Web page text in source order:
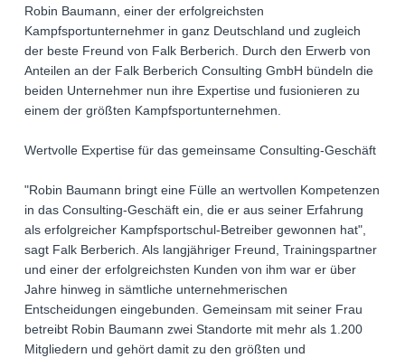
Robin Baumann, einer der erfolgreichsten
Kampfsportunternehmer in ganz Deutschland und zugleich
der beste Freund von Falk Berberich. Durch den Erwerb von
Anteilen an der Falk Berberich Consulting GmbH bündeln die
beiden Unternehmer nun ihre Expertise und fusionieren zu
einem der größten Kampfsportunternehmen.
Wertvolle Expertise für das gemeinsame Consulting-Geschäft
"Robin Baumann bringt eine Fülle an wertvollen Kompetenzen
in das Consulting-Geschäft ein, die er aus seiner Erfahrung
als erfolgreicher Kampfsportschul-Betreiber gewonnen hat",
sagt Falk Berberich. Als langjähriger Freund, Trainingspartner
und einer der erfolgreichsten Kunden von ihm war er über
Jahre hinweg in sämtliche unternehmerischen
Entscheidungen eingebunden. Gemeinsam mit seiner Frau
betreibt Robin Baumann zwei Standorte mit mehr als 1.200
Mitgliedern und gehört damit zu den größten und